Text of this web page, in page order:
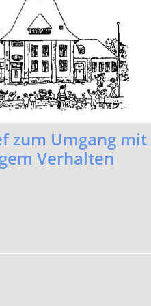
zum Umgang mit
Verhalten